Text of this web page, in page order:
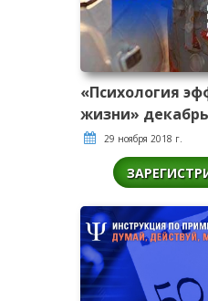
«Психология
жизни» декабрь
29 ноября 2018 г.